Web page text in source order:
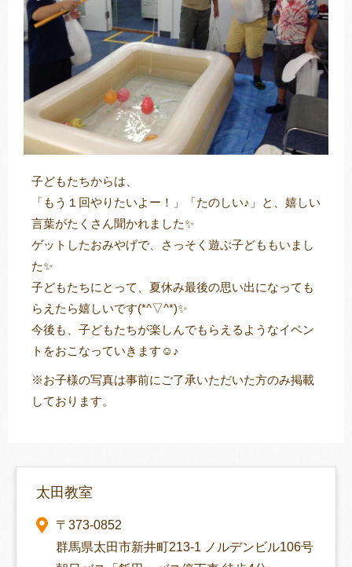
子どもたちからは、
「もう１回やりたいよー！」「たのしい♪」と、嬉しい
言葉がたくさん聞かれました✨
ゲットしたおみやげで、さっそく遊ぶ子どももいまし
た✨
子どもたちにとって、夏休み最後の思い出になっても
らえたら嬉しいです(*^▽^*)✨
今後も、子どもたちが楽しんでもらえるようなイベン
トをおこなっていきます☺♪
※お子様の写真は事前にご了承いただいた方のみ掲載
しております。
太田教室
〒373-0852
群馬県太田市新井町213-1 ノルデンビル106号